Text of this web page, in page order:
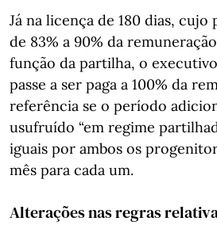
Já na licença de 180 dias, cujo
de 83% a 90% da
função da partilha, o
passe a ser paga a 100% da
referência se o período
usufruído “em regime
iguais por ambos os
mês para cada um.
Alterações nas regras